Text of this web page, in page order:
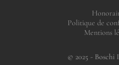
Politique de
Mentions
© 2025 - Boschi